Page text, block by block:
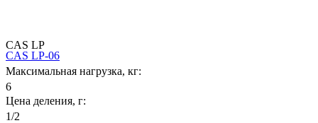
CAS LP
CAS LP-06
Максимальная нагрузка, кг:
6
Цена деления, г:
1/2